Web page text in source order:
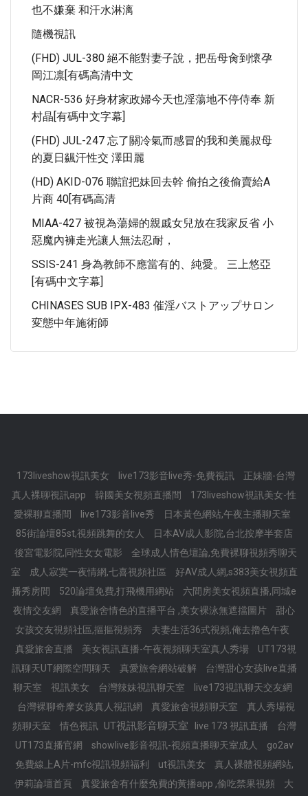
也不嫌棄 和汗水淋漓
隨機視訊
(FHD) JUL-380 絕不能對妻子說，把岳母肏到懷孕
岡江凛[有碼高清中文
NACR-536 好身材家政婦今天也淫蕩地不停侍奉 新
村晶[有碼中文字幕]
(FHD) JUL-247 忘了關冷氣而感冒的我和美麗叔母
的夏日飊汗性交 澤田麗
(HD) AKID-076 聯誼把妹回去幹 偷拍之後偷賣給A
片商 40[有碼高清
MIAA-427 被視為蕩婦的親戚女兒放在我家反省 小
惡魔內褲走光讓人無法忍耐，
SSIS-241 身為教師不應當有的、純愛。 三上悠亞
[有碼中文字幕]
CHINASES SUB IPX-483 催淫バストアップサロン
変態中年施術師
173liveshow視訊美女 live173影音live秀-免費視訊
正妹牆-台灣
真人裸聊視訊app
韓國美女視頻直播間
173liveshow視訊美女-性
愛裸聊直播間
live173影音live秀
日本黃色網站,午夜主播聊天室
85街論壇85st,視頻跳舞的女人
日本AV成人影院,台北按摩半套店
後宮電影院,同性女女電影
全球成人情色壇論,免費裸聊視頻秀聊天
室
成人寂寞一夜情網,七喜視頻社區
好AV成人網,s383美女視頻直
播秀房間
520論壇免費,打飛機用網站
六間房美女視頻直播,同城e
夜情交友網
真愛旅舍情色的直播平台 ,美女裸泳無遮擋圖片
甜心
女孩交友視頻社區,摳摳視頻秀
夫妻生活36式視頻,俺去擼色午夜
真愛旅舍直播
美女視訊直播-午夜視頻聊天室真人秀場
UT173視
訊聊天UT網際空間聊天
真愛旅舍網站破解
台灣甜心女孩live直播
聊天室
視訊美女 台灣辣妹視訊聊天室
live173視訊聊天交友網
台灣裸聊奇摩女孩真人視訊網
真愛旅舍視頻聊天室
真人秀場視
頻聊天室
情色視訊 UT視訊影音聊天室 live 173 視訊直播
台灣
UT173直播官網
showlive影音視訊-視頻直播聊天室成人
go2av
免費線上A片-mfc視訊視頻福利
ut視訊美女
真人裸體視頻網站,
伊莉論壇首頁
真愛旅舍有什麼免費的黃播app ,偷吃禁果視頻 大